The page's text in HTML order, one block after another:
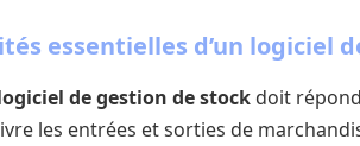
essentielles d’un logiciel
de gestion de stock doit
les entrées et sorties de